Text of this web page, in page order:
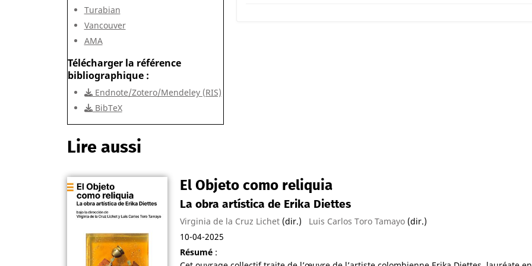
Turabian
Vancouver
AMA
Télécharger la référence
bibliographique
Endnote/Zotero/Mendeley (RIS)
BibTeX
Lire aussi
El Objeto como reliquia
La obra artística de Erika Diettes
Virginia de la Cruz Lichet (dir.) Luis Carlos Toro Tamayo (dir.)
10-04-2025
Résumé: